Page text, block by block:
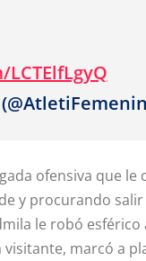
ofensiva que le
y procurando
le robó
marcó a